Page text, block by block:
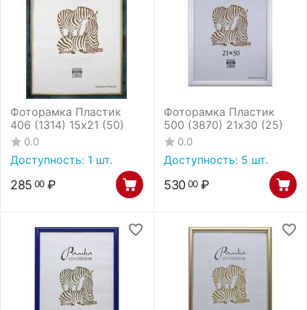
Фоторамка Пластик
406 (1314) 15х21 (50)
0.0
Доступность: 1 шт.
285 00 ₽
Фоторамка Пластик
500 (3870) 21х30 (25)
0.0
Доступность: 5 шт.
530 00 ₽